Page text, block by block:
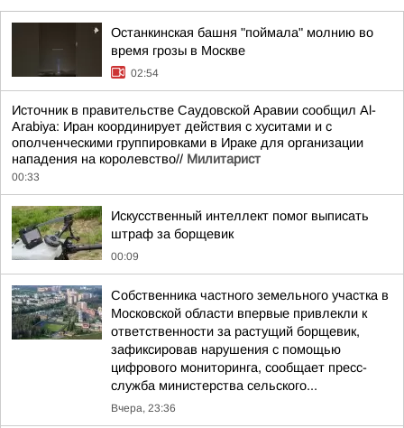
Останкинская башня "поймала" молнию во
время грозы в Москве
02:54
Источник в правительстве Саудовской Аравии сообщил Al-
Arabiya: Иран координирует действия с хуситами и с
ополченческими группировками в Ираке для организации
нападения на королевство// Милитарист
00:33
Искусственный интеллект помог выписать
штраф за борщевик
00:09
Собственника частного земельного участка в
Московской области впервые привлекли к
ответственности за растущий борщевик,
зафиксировав нарушения с помощью
цифрового мониторинга, сообщает пресс-
служба министерства сельского...
Вчера, 23:36